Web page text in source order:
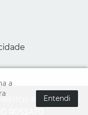
RESERVADOS
a
Entendi